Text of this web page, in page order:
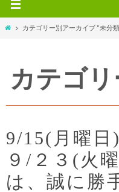
ッ
ホ カテゴリー別アーカイブ "未分
カテゴ
9/15(月曜日
９/２３(火
は、誠に勝